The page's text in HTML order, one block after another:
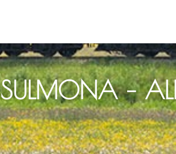
SULMONA –